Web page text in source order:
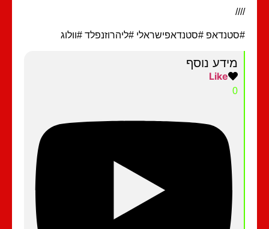
#סטנדאפישראלי #ליהרוזנפלד #וולוג
מידע נוסף